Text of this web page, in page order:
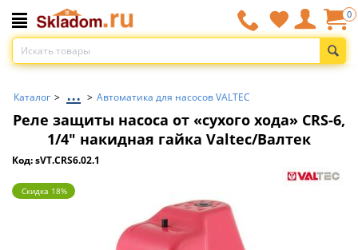
0
Каталог > ... > Автоматика для насосов VALTEC
Реле защиты насоса от «сухого хода» CRS-6,
1/4" накидная гайка Valtec/Валтек
Код: sVT.CRS6.02.1
Скидка 18%